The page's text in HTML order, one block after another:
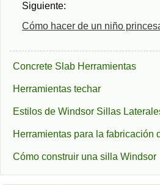
Siguiente:
Cómo hacer de un niño
Concrete Slab Herramientas
Herramientas techar
Estilos de Windsor Sillas
Herramientas para la fabricación
Cómo construir una silla Windsor